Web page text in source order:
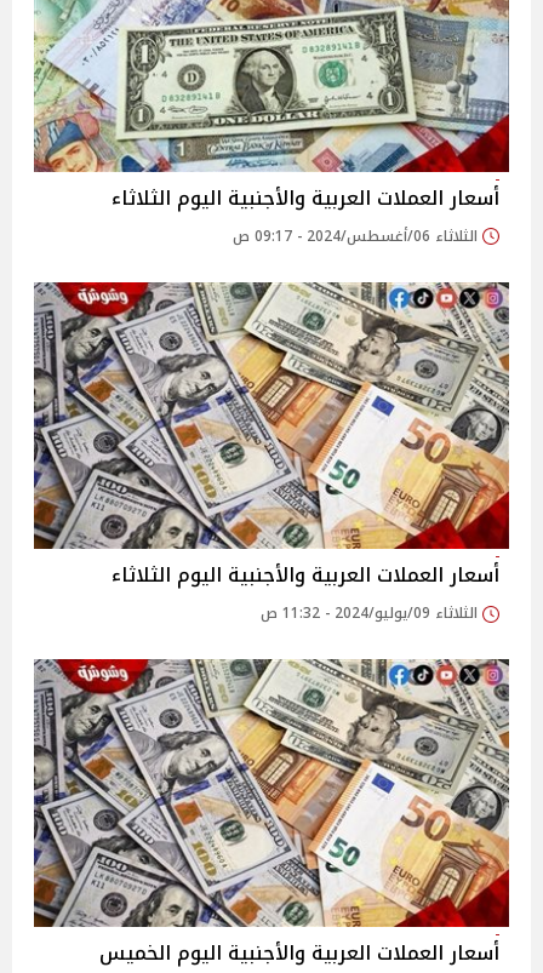
أسعار العملات العربية والأجنبية اليوم الثلاثاء
الثلاثاء 06/أغسطس/2024 - 09:17 ص
أسعار العملات العربية والأجنبية اليوم الثلاثاء
الثلاثاء 09/يوليو/2024 - 11:32 ص
أسعار العملات العربية والأجنبية اليوم الخميس